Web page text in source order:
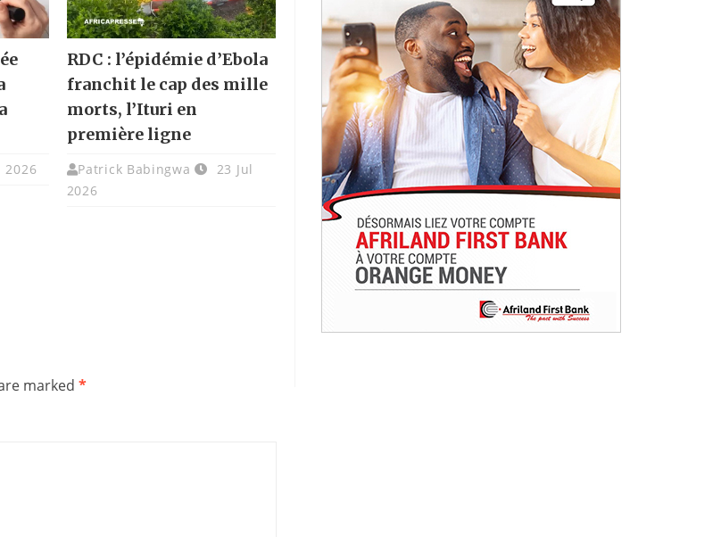
2026
RDC : l’épidémie d’Ebola
franchit le cap des mille
morts, l’Ituri en
première ligne
Patrick Babingwa
23 Jul
2026
marked *